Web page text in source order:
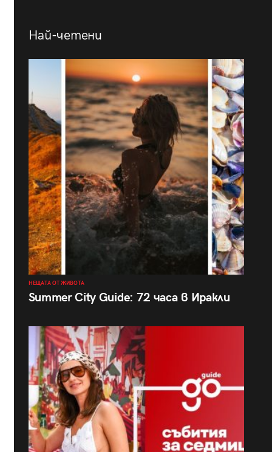
Най-четени
НЕЩАТА ОТ ЖИВОТА
Summer City Guide: 72 часа в Иракли